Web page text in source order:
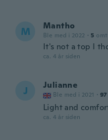
M Mantho
Ble med i 2022 · 5
It's not a top I
ca. 4 år siden
J Julianne
Ble med i 2021 · 97
Light and
ca. 4 år siden